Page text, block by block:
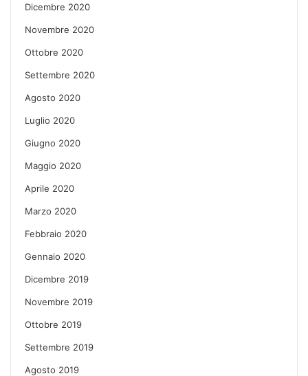
Dicembre 2020
Novembre 2020
Ottobre 2020
Settembre 2020
Agosto 2020
Luglio 2020
Giugno 2020
Maggio 2020
Aprile 2020
Marzo 2020
Febbraio 2020
Gennaio 2020
Dicembre 2019
Novembre 2019
Ottobre 2019
Settembre 2019
Agosto 2019